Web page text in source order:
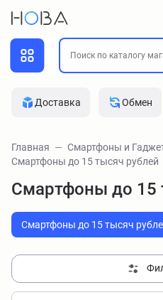
Доставка Обмен
Главная Смартфоны и
Смартфоны до 15 тысяч рублей
Смартфоны до 15
Смартфоны до 15 тысяч